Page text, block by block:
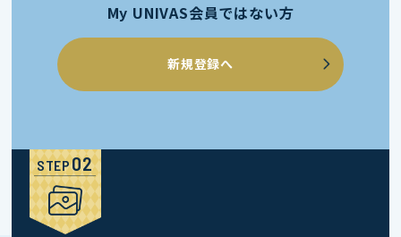
My UNIVAS会員ではない方
新規登録へ
STEP